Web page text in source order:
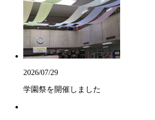
2026/07/29
学園祭を開催しました